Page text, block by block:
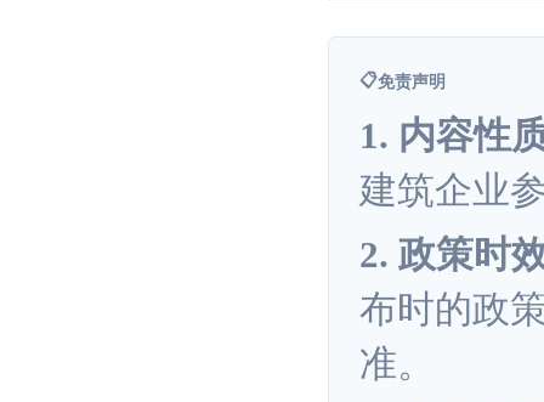
📋免责声明
1. 内容性
建筑企业
2. 政策时
布时的政
准。